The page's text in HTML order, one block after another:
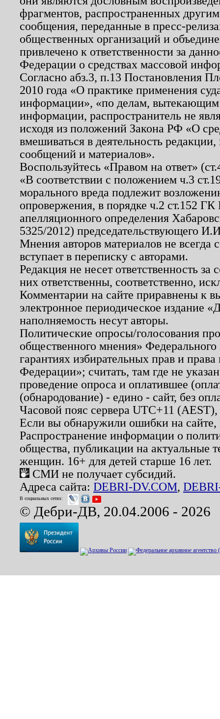
фрагментов, распространенных
сообщения, переданные в пресс-
общественных организаций и
привлечено к ответственности за
Федерации о средствах массовой
Согласно абз.3, п.13 Постановления
2010 года «О практике применения
информации», «по делам, вытекающим
информации, распространитель не
исходя из положений Закона РФ «О
вмешиваться в деятельность
сообщений и материалов».
Воспользуйтесь «Правом на ответ»
«В соответствии с положением ч.3
морального вреда подлежит
опровержения, в порядке ч.2 ст.152
апелляционного определения
5325/2012) председательствующего
Мнения авторов материалов не
вступает в переписку с авторами.
Редакция не несет ответственность
них ответственны, соответственно,
Комментарии на сайте приравнены к
электронное периодическое издание
наполняемость несут авторы.
Политические опросы/голосования
общественного мнения»
гарантиях избирательных прав и
Федерации»; считать, там где не
проведение опроса и оплатившее
(обнародование) - едино - сайт, без
Часовой пояс сервера UTC+11
Если вы обнаружили ошибки на
Распространение информации о
общества, публикации на актуальные
женщин. 16+ для детей старше 16 лет.
СМИ не получает субсидий.
Адреса сайта: DEBRI-DV.COM,
В социальных сетях:
© Дебри-ДВ, 20.04.2006 - 2026